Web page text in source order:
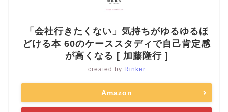
「会社行きたくない」気持ちがゆるゆるほ
どける本 60のケーススタディで自己肯定感
が高くなる [ 加藤隆行 ]
created by Rinker
Amazon